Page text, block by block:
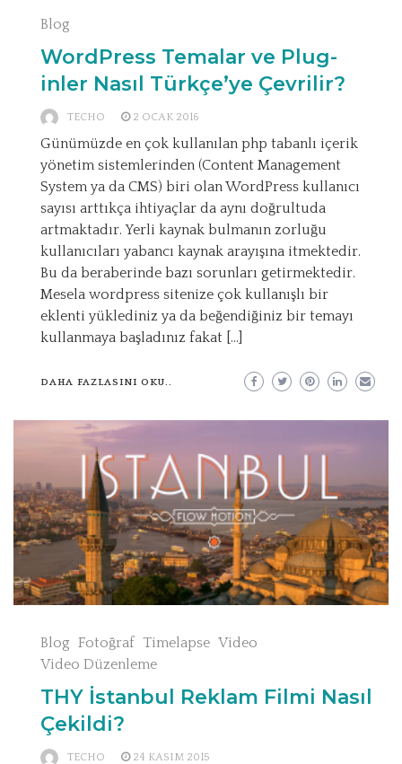
Blog
WordPress Temalar ve Plug-
inler Nasıl Türkçe’ye Çevrilir?
TECHO 2 OCAK 2016
Günümüzde en çok kullanılan php tabanlı içerik
yönetim sistemlerinden (Content Management
System ya da CMS) biri olan WordPress kullanıcı
sayısı arttıkça ihtiyaçlar da aynı doğrultuda
artmaktadır. Yerli kaynak bulmanın zorluğu
kullanıcıları yabancı kaynak arayışına itmektedir.
Bu da beraberinde bazı sorunları getirmektedir.
Mesela wordpress sitenize çok kullanışlı bir
eklenti yüklediniz ya da beğendiğiniz bir temayı
kullanmaya başladınız fakat […]
DAHA FAZLASINI OKU..
Blog Fotoğraf Timelapse Video
Video Düzenleme
THY İstanbul Reklam Filmi Nasıl
Çekildi?
TECHO 24 KASIM 2015